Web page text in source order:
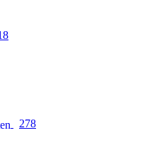
278